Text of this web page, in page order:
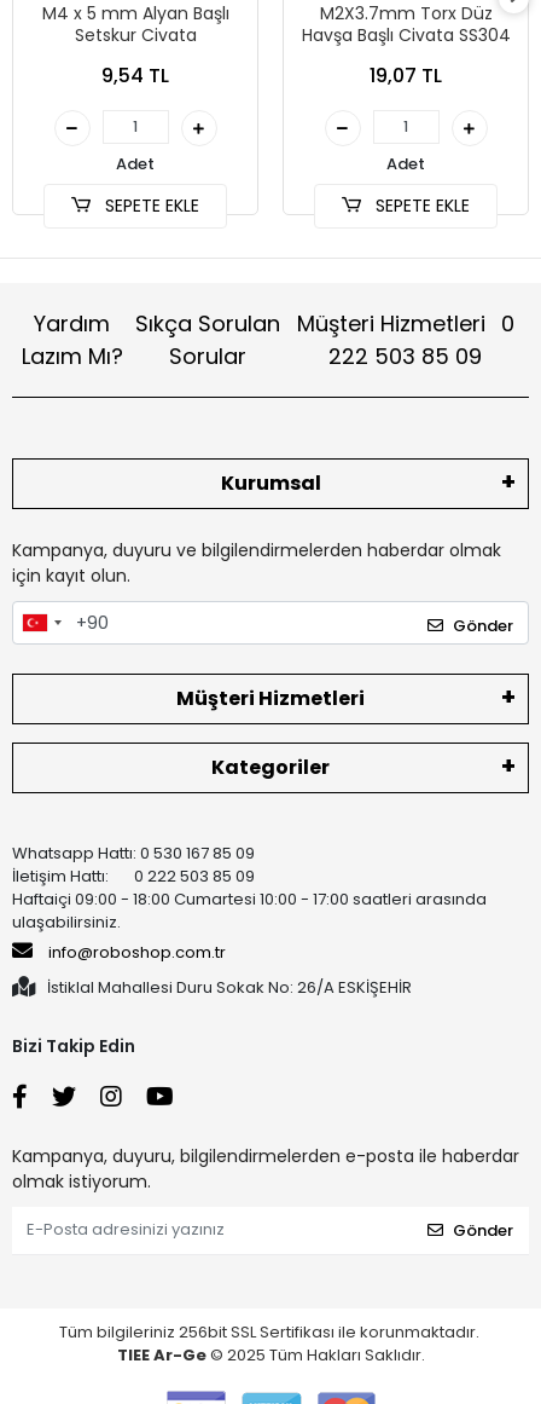
M4 x 5 mm Alyan Başlı
Setskur Civata
9,54 TL
Adet
SEPETE EKLE
M2X3.7mm Torx Düz
Havşa Başlı Civata SS304
19,07 TL
Adet
SEPETE EKLE
Yardım
Lazım Mı?
Sıkça Sorulan
Sorular
Müşteri Hizmetleri 0
222 503 85 09
Kurumsal
Kampanya, duyuru ve bilgilendirmelerden haberdar olmak
için kayıt olun.
Gönder
Müşteri Hizmetleri
Kategoriler
Whatsapp Hattı: 0 530 167 85 09
İletişim Hattı: 0 222 503 85 09
Haftaiçi 09:00 - 18:00 Cumartesi 10:00 - 17:00 saatleri arasında
ulaşabilirsiniz.
info@roboshop.com.tr
İstiklal Mahallesi Duru Sokak No: 26/A ESKİŞEHİR
Bizi Takip Edin
Kampanya, duyuru, bilgilendirmelerden e-posta ile haberdar
olmak istiyorum.
Gönder
Tüm bilgileriniz 256bit SSL Sertifikası ile korunmaktadır.
TIEE Ar-Ge© 2025 Tüm Hakları Saklıdır.